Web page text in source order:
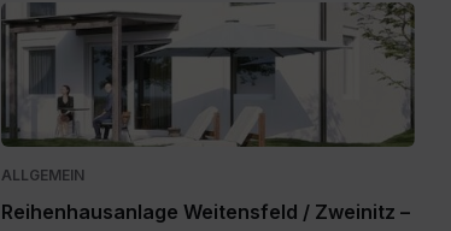
Expose_Weitensfeld-
Zweinitz_20260528.pdf
ALLGEMEIN
Reihenhausanlage Weitensfeld / Zweinitz –